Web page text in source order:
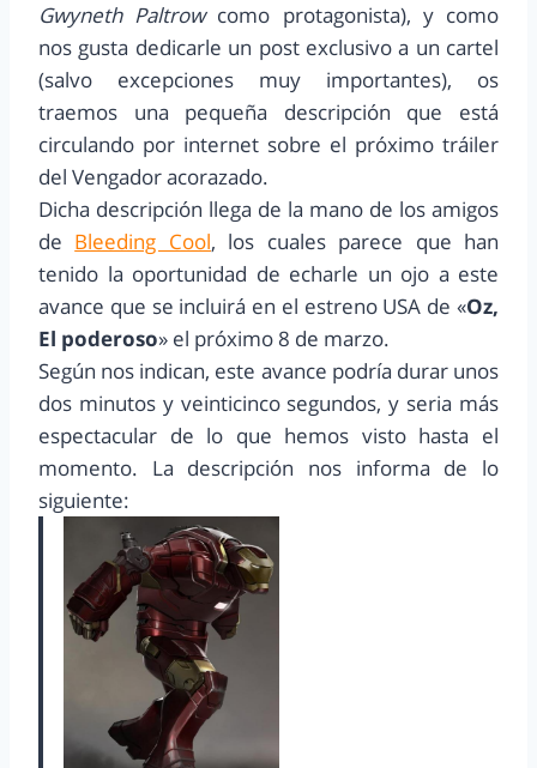
Gwyneth Paltrowcomo protagonista), y como
nos gusta dedicarle un post exclusivo a un cartel
(salvo excepciones muy importantes), os
traemos una pequeña descripción que está
circulando por internet sobre el próximo tráiler
del Vengador acorazado.
Dicha descripción llega de la mano de los amigos
de Bleeding Cool, los cuales parece que han
tenido la oportunidad de echarle un ojo a este
avance que se incluirá en el estreno USA de «Oz,
El poderoso» el próximo 8 de marzo.
Según nos indican, este avance podría durar unos
dos minutos y veinticinco segundos, y seria más
espectacular de lo que hemos visto hasta el
momento. La descripción nos informa de lo
siguiente: